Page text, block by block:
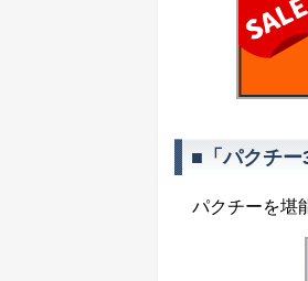
■「パクチー
パクチーを堪